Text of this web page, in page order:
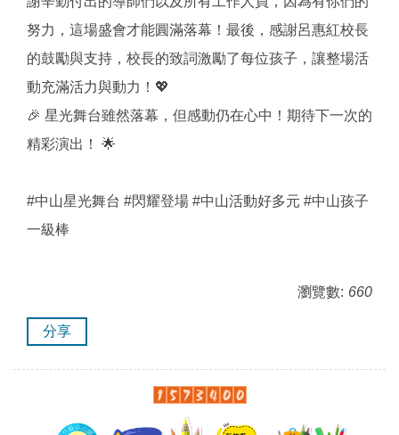
努力，這場盛會才能圓滿落幕！最後，感謝呂惠紅校長
的鼓勵與支持，校長的致詞激勵了每位孩子，讓整場活
動充滿活力與動力！💖
🎉 星光舞台雖然落幕，但感動仍在心中！期待下一次的
精彩演出！ 🌟
#中山星光舞台 #閃耀登場 #中山活動好多元 #中山孩子
一級棒
瀏覽數: 660
分享